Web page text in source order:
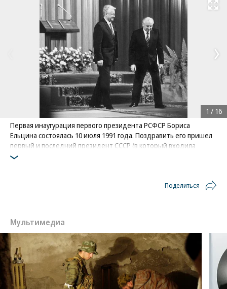
Развернуть
Первая инаугурация первого президента РСФСР Бориса
Ельцина состоялась 10 июля 1991 года. Поздравить его пришел
первый и последний президент СССР (в который входила
РСФСР) Михаил Горбачев
1 / 16
Поделиться
Мультимедиа